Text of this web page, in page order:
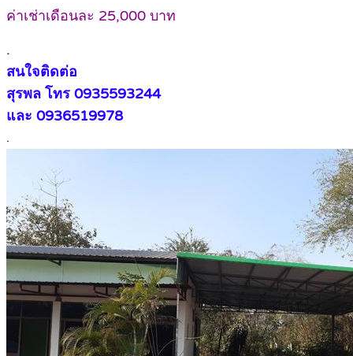
ค่าเช่าเดือนละ 25,000 บาท
.
สนใจติดต่อ
สุรพล โทร 0935593244
และ 0936519978
.